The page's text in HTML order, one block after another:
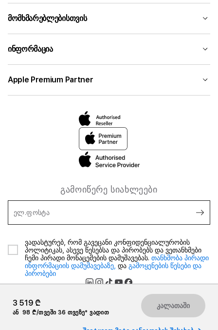
3 519 ₾
ან 98 ₾/თვეში 36 თვეზე* ვადით
კალათაში
მომხმარებლებისთვის
ინფორმაცია
Apple Premium Partner
გამოიწერე სიახლეები
ელ.ფოსტა
ვადასტურებ, რომ გავეცანი კონფიდენციალურობის
პოლიტიკას, ასევე წესებსა და პირობებს და ვეთანხმები
ჩემი პირადი მონაცემების დამუშავებას. თანხმობა პირადი
ინფორმაციის დამუშავებაზე, და გამოყენების წესები და
პირობები
2026 iSpace საქართველო. ყველა უფლება დაცულია.